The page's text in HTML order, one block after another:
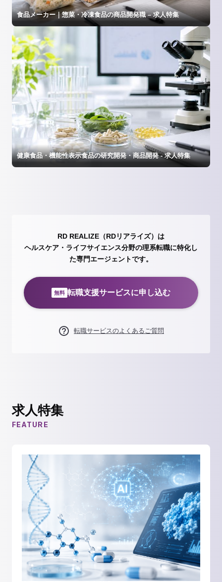
食品メーカー｜惣菜・冷凍食品の商品開発職 – 求人特集
健康食品・機能性表示食品の研究開発・商品開発 - 求人特集
RD REALIZE（RDリアライズ）は
ヘルスケア・ライフサイエンス分野の理系転職に特化し
た専門エージェントです。
無料 転職支援サービスに申し込む
転職サービスのよくあるご質問
求人特集
FEATURE